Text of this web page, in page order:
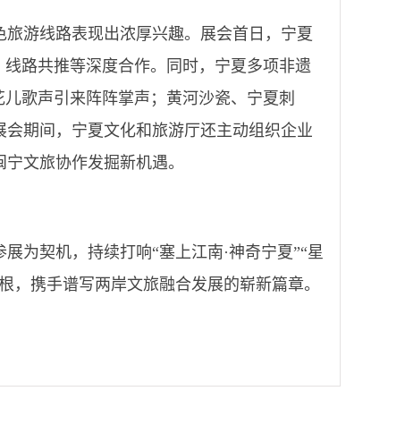
游线路表现出浓厚兴趣。展会首日，宁夏
路共推等深度合作。同时，宁夏多项非遗
歌声引来阵阵掌声；黄河沙瓷、宁夏刺
期间，宁夏文化和旅游厅还主动组织企业
文旅协作发掘新机遇。
为契机，持续打响“塞上江南·神奇宁夏”“星
携手谱写两岸文旅融合发展的崭新篇章。